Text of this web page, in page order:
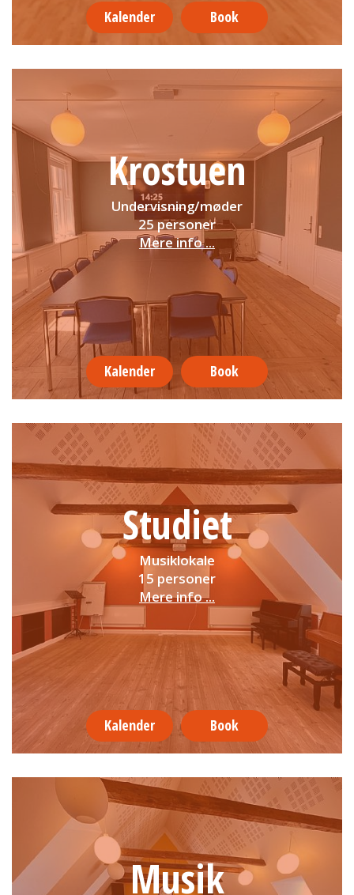
Kalender Book
Krostuen
Undervisning/møder
25 personer
Mere info ...
Kalender Book
Studiet
Musiklokale
15 personer
Mere info ...
Kalender Book
Musik